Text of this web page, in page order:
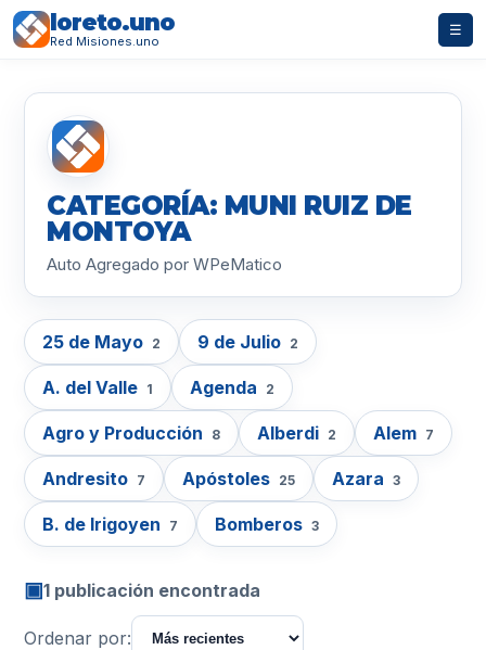
loreto.uno
Red Misiones.uno
☰
CATEGORÍA: MUNI RUIZ DE
MONTOYA
Auto Agregado por WPeMatico
25 de Mayo 2 9 de Julio 2
A. del Valle 1 Agenda 2
Agro y Producción 8 Alberdi 2 Alem 7
Andresito 7 Apóstoles 25 Azara 3
B. de Irigoyen 7 Bomberos 3
▣1 publicación encontrada
Ordenar por: